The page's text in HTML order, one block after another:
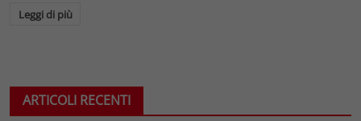
Leggi di più
ARTICOLI RECENTI